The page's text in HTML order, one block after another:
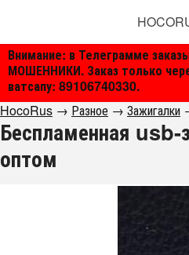
Внимание: в Телеграмме
МОШЕННИКИ. Заказ только
ватсапу: 89106740330.
HocoRus → Разное → Зажигалки
Беспламенная
оптом